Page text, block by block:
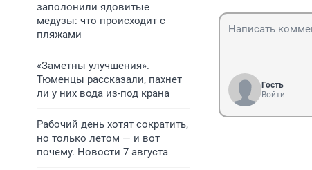
заполонили ядовитые
медузы: что происходит с
пляжами
«Заметны улучшения».
Тюменцы рассказали, пахнет
ли у них вода из-под крана
Рабочий день хотят сократить,
но только летом — и вот
почему. Новости 7 августа
Гость
Войти